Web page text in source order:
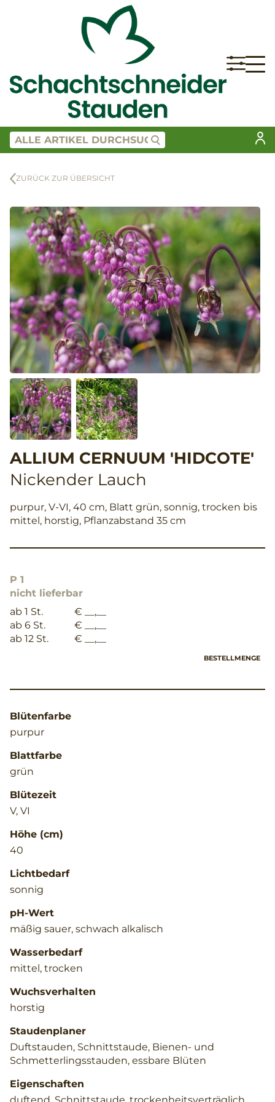
ZURÜCK ZUR ÜBERSICHT
ALLIUM CERNUUM 'HIDCOTE'
Nickender Lauch
purpur, V-VI, 40 cm, Blatt grün, sonnig, trocken bis
mittel, horstig, Pflanzabstand 35 cm
P 1
nicht lieferbar
ab 1 St.
€ __,__
ab 6 St.
€ __,__
ab 12 St.
€ __,__
BESTELLMENGE
Blütenfarbe
purpur
Blattfarbe
grün
Blütezeit
V, VI
Höhe (cm)
40
Lichtbedarf
sonnig
pH-Wert
mäßig sauer, schwach alkalisch
Wasserbedarf
mittel, trocken
Wuchsverhalten
horstig
Staudenplaner
Duftstauden, Schnittstaude, Bienen- und
Schmetterlingsstauden, essbare Blüten
Eigenschaften